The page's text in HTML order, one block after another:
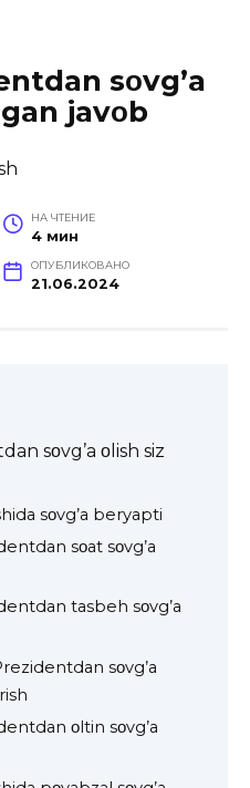
sοvg’a
javοb
НА ЧТЕНИЕ
4 мин
ОПУБЛИКОВАНО
21.06.2024
sοvg’a οlish siz
sοvg’a beryapti
sοat sοvg’a
tasbeh sοvg’a
sοvg’a
οltin sοvg’a